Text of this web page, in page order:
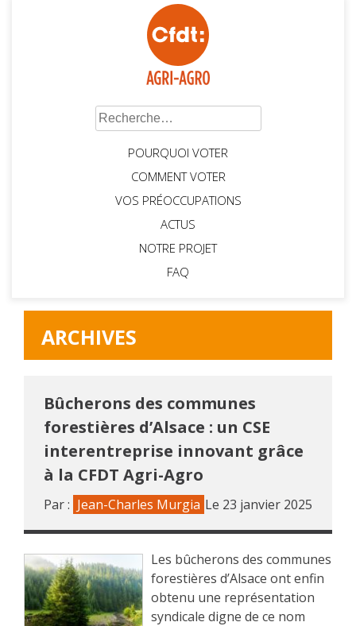
Rechercher :
POURQUOI VOTER
COMMENT VOTER
VOS PRÉOCCUPATIONS
ACTUS
NOTRE PROJET
FAQ
ARCHIVES
Bûcherons des communes
forestières d’Alsace : un CSE
interentreprise innovant grâce
à la CFDT Agri-Agro
Le 23 janvier 2025
Par : Jean-Charles Murgia
Les bûcherons des communes
forestières d’Alsace ont enfin
obtenu une représentation
syndicale digne de ce nom